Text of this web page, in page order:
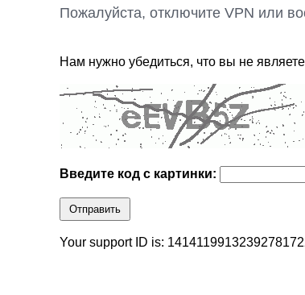
Пожалуйста, отключите VPN или
Нам нужно убедиться, что вы не
Введите код с картинки:
Отправить
Your support ID is: